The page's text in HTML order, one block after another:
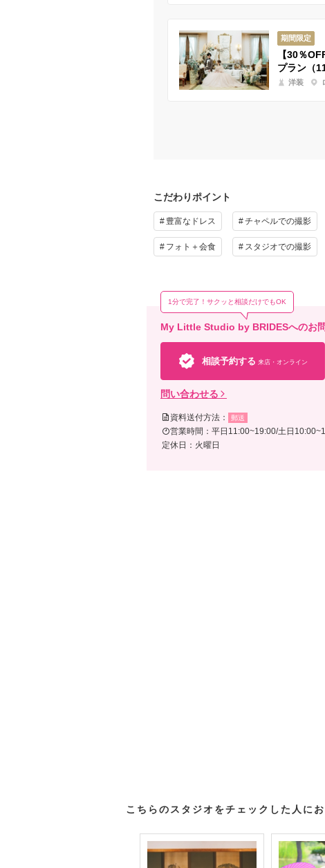
期間限定
【30％
プラン（
洋装
こだわりポイント
豊富なドレス チャペルでの撮影
フォト＋会食 スタジオでの撮影
My Little Studio by BRIDESへのお問
1分で完了！サクッと相談だけでもOK
相談予約する 来店・オンライン
問い合わせる
資料送付方法： 郵送
営業時間：平日11:00~19:00/土日
定休日：火曜日
こちらのスタジオをチェックした人に